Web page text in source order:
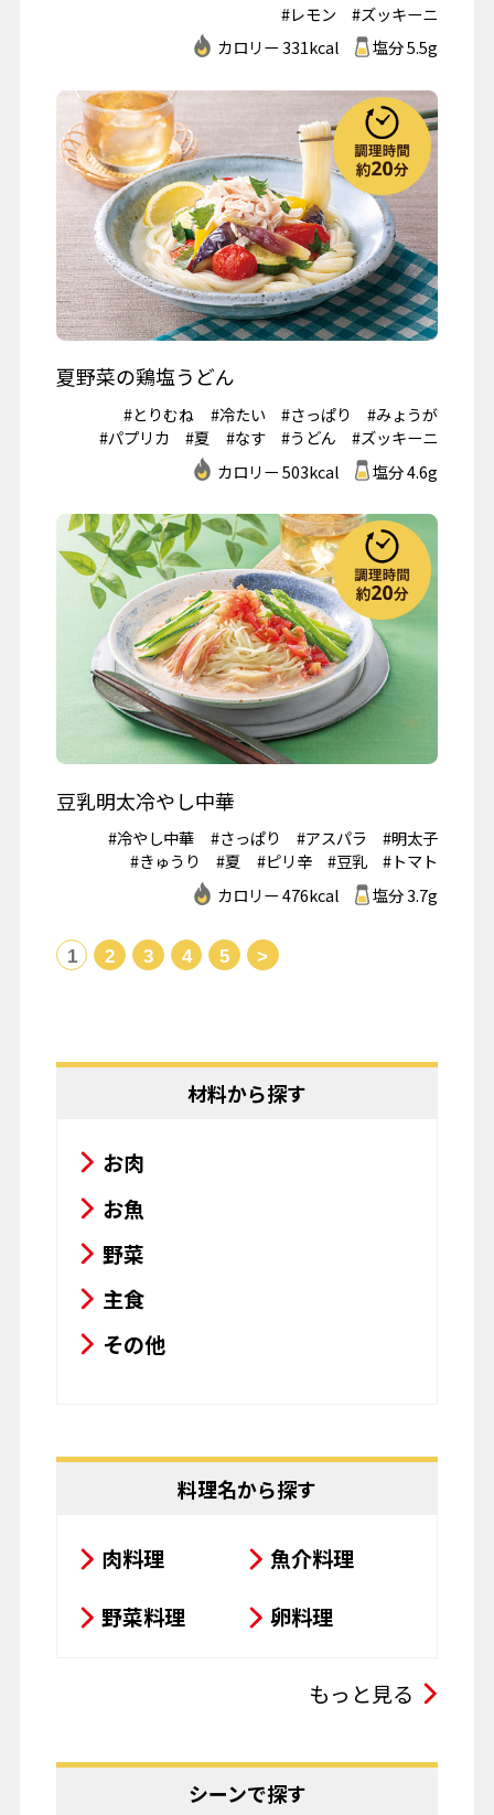
#レモン
#ズッキーニ
カロリー 331kcal
塩分 5.5g
夏野菜の鶏塩うどん
#とりむね #冷たい #さっぱり
#みょうが
#パプリカ
#夏 #なす #うどん
#ズッキーニ
カロリー 503kcal
塩分 4.6g
豆乳明太冷やし中華
#冷やし中華 #さっぱり #アスパラ
#明太子
#きゅうり
#夏 #ピリ辛 #豆乳
#トマト
カロリー 476kcal
塩分 3.7g
1 2 3 4 5 >
材料から探す
お肉
お魚
野菜
主食
その他
料理名から探す
肉料理
魚介料理
野菜料理
卵料理
揚げ物
もっと見る
シーンで探す